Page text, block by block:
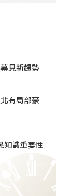
見新趨勢
有局部豪
知識重要性